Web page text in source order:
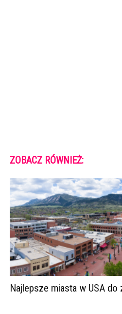
ZOBACZ RÓWNIEŻ:
Najlepsze miasta w USA do